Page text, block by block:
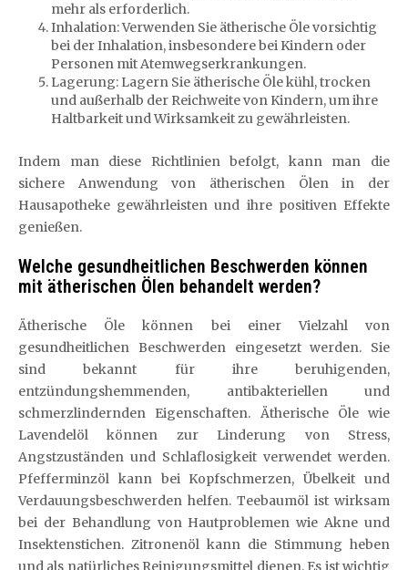
mehr als erforderlich.
Inhalation: Verwenden Sie ätherische Öle vorsichtig
bei der Inhalation, insbesondere bei Kindern oder
Personen mit Atemwegserkrankungen.
Lagerung: Lagern Sie ätherische Öle kühl, trocken
und außerhalb der Reichweite von Kindern, um ihre
Haltbarkeit und Wirksamkeit zu gewährleisten.
Indem man diese Richtlinien befolgt, kann man die
sichere Anwendung von ätherischen Ölen in der
Hausapotheke gewährleisten und ihre positiven Effekte
genießen.
Welche gesundheitlichen Beschwerden können
mit ätherischen Ölen behandelt werden?
Ätherische Öle können bei einer Vielzahl von
gesundheitlichen Beschwerden eingesetzt werden. Sie
sind bekannt für ihre beruhigenden,
entzündungshemmenden, antibakteriellen und
schmerzlindernden Eigenschaften. Ätherische Öle wie
Lavendelöl können zur Linderung von Stress,
Angstzuständen und Schlaflosigkeit verwendet werden.
Pfefferminzöl kann bei Kopfschmerzen, Übelkeit und
Verdauungsbeschwerden helfen. Teebaumöl ist wirksam
bei der Behandlung von Hautproblemen wie Akne und
Insektenstichen. Zitronenöl kann die Stimmung heben
und als natürliches Reinigungsmittel dienen. Es ist wichtig